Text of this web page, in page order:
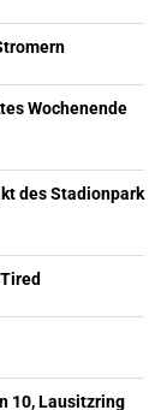
Wochenende
des Stadionpark
10, Lausitzring